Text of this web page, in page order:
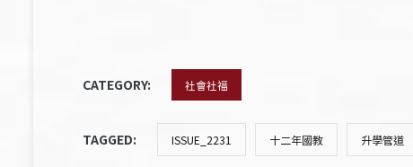
CATEGORY: 社會社福
TAGGED: ISSUE_2231 十二年國教 升學管道